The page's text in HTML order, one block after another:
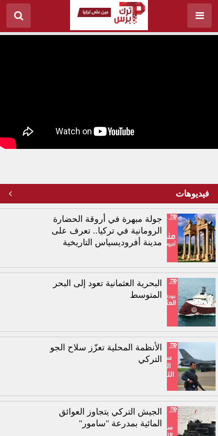
مغارة الاستشفاء العجيبة في تركيا
فيديوهات
جولة مبهرة في أروقة الحضارة
الرومانية في تركيا.. تعرف على
مدينة أفروديسياس التاريخية
البحرية العثمانية تعود إلى البحر
المتوسط
الأنظمة المحلية تعزّز سلاح الجو
التركي
الجيش التركي يتجاوز العوائق
المائية بمدرعة "سامور"